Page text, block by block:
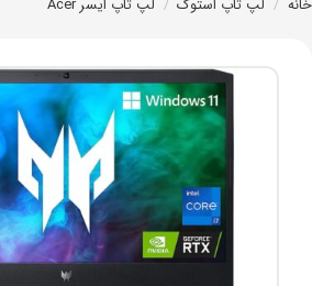
خانه / لپ تاپ استوک / لپ تاپ ایسر Acer